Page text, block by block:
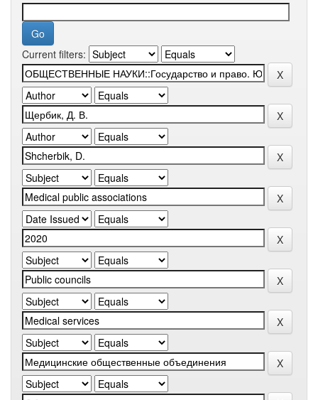
Current filters: